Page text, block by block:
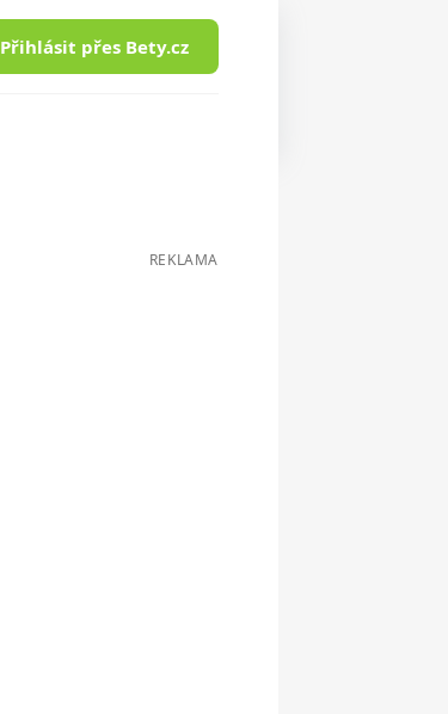
Přihlásit přes Bety.cz
REKLAMA